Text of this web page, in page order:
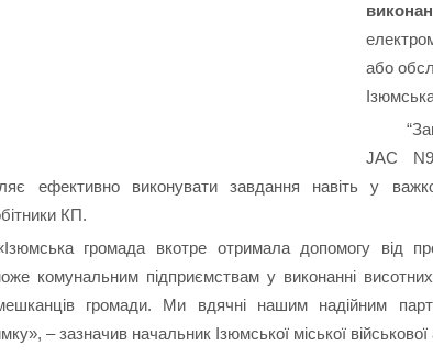
або
JAC
ефективно виконувати завдання навіть у
КП.
громада вкотре отримала допомогу від
комунальним підприємствам у виконанні
громади. Ми вдячні нашим надійним
– зазначив начальник Ізюмської міської